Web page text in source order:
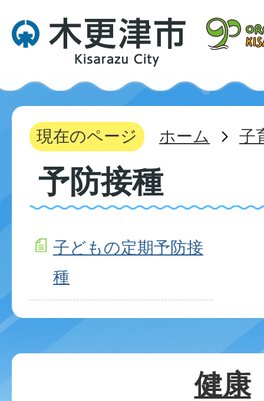
現在のページ ホーム 子
予防接種
子どもの定期予防接
種
健康